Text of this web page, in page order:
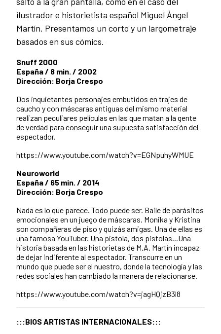
ilustrador e historietista español Miguel Ángel
Martín. Presentamos un corto y un largometraje
basados en sus cómics.
Snuff 2000
España / 8 min. / 2002
Dirección: Borja Crespo
Dos inquietantes personajes embutidos en trajes de
caucho y con máscaras antiguas del mismo material
realizan peculiares películas en las que matan a la gente
de verdad para conseguir una supuesta satisfacción del
espectador.
https://www.youtube.com/watch?v=EGNpuhyWMUE
Neuroworld
España / 65 min. / 2014
Dirección: Borja Crespo
Nada es lo que parece. Todo puede ser. Baile de parásitos
emocionales en un juego de máscaras. Monika y Kristina
son compañeras de piso y quizás amigas. Una de ellas es
una famosa YouTuber. Una pistola, dos pistolas...Una
historia basada en las historietas de M.A. Martín incapaz
de dejar indiferente al espectador. Transcurre en un
mundo que puede ser el nuestro, donde la tecnología y las
redes sociales han cambiado la manera de relacionarse.
https://www.youtube.com/watch?v=jagHQjzB3l8
:::BIOS ARTISTAS INTERNACIONALES:::